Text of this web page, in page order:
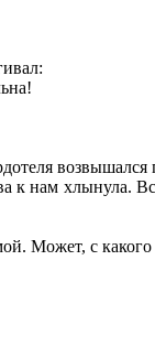
возвышался
к нам хлынула.
Может, с какого